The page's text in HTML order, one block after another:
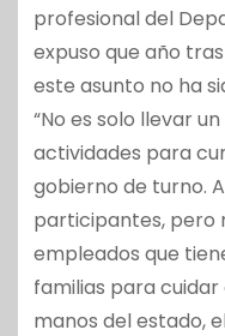
profesional del
expuso que año
este asunto no ha
“No es solo llevar
actividades para
gobierno de turno.
participantes, pero
empleados que
familias para cuidar
manos del estado,